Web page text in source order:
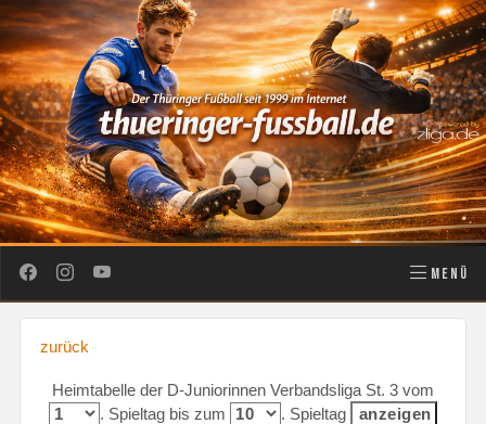
MENÜ
zurück
Heimtabelle der D-Juniorinnen Verbandsliga St. 3 vom
. Spieltag bis zum
. Spieltag